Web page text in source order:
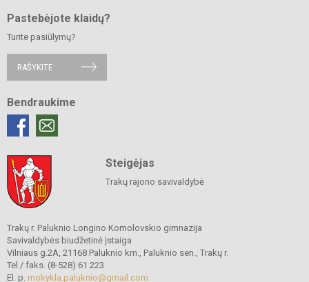
Pastebėjote klaidų?
Turite pasiūlymų?
RAŠYKITE
Bendraukime
Steigėjas
Trakų rajono savivaldybė
Trakų r. Paluknio Longino Komolovskio gimnazija
Savivaldybės biudžetinė įstaiga
Vilniaus g.2A, 21168 Paluknio km., Paluknio sen., Trakų r.
Tel./ faks. (8-528) 61 223
El. p. mokykla.paluknio@gmail.com